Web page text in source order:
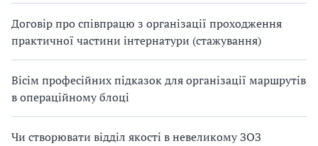
Договір про співпрацю з організації проходження
практичної частини інтернатури (стажування)
Вісім професійних підказок для організації маршрутів
в операційному блоці
Чи створювати відділ якості в невеликому ЗОЗ